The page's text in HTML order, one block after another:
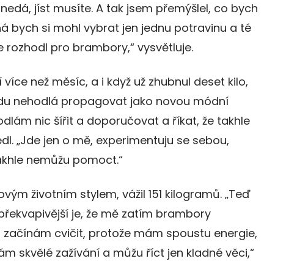
jíst musíte. A tak jsem přemýšlel, co bych
bych si mohl vybrat jen jednu potravinu a té
rozhodl pro brambory,“ vysvětluje.
než měsíc, a i když už zhubnul deset kilo,
nehodlá propagovat jako novou módní
nic šířit a doporučovat a říkat, že takhle
„Jde jen o mě, experimentuju se sebou,
nemůžu pomoct.“
životním stylem, vážil 151 kilogramů. „Teď
je, že mě zatím brambory
začínám cvičit, protože mám spoustu energie,
skvělé zažívání a můžu říct jen kladné věci,“